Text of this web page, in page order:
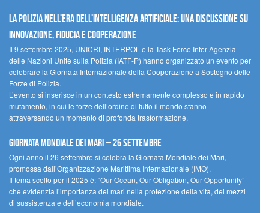
La polizia nell’era dell’Intelligenza Artificiale: una discussione su
innovazione, fiducia e cooperazione
Il 9 settembre 2025, UNICRI, INTERPOL e la Task Force Inter-Agenzia
delle Nazioni Unite sulla Polizia (IATF-P) hanno organizzato un evento per
celebrare la Giornata Internazionale della Cooperazione a Sostegno delle
Forze di Polizia.
L’evento si inserisce in un contesto estremamente complesso e in rapido
mutamento, in cui le forze dell’ordine di tutto il mondo stanno
attraversando un momento di profonda trasformazione.
Giornata Mondiale dei Mari – 26 settembre
Ogni anno il 26 settembre si celebra la Giornata Mondiale dei Mari,
promossa dall’Organizzazione Marittima Internazionale (IMO).
Il tema scelto per il 2025 è: “Our Ocean, Our Obligation, Our Opportunity”
che evidenzia l’importanza dei mari nella protezione della vita, dei mezzi
di sussistenza e dell’economia mondiale.